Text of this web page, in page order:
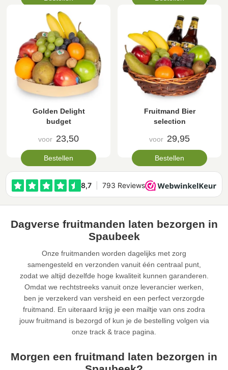
Golden Delight
budget
voor 23,50
Bestellen
Fruitmand Bier
selection
voor 29,95
Bestellen
Dagverse fruitmanden laten bezorgen in
Spaubeek
Onze fruitmanden worden dagelijks met zorg
samengesteld en verzonden vanuit één centraal punt,
zodat we altijd dezelfde hoge kwaliteit kunnen garanderen.
Omdat we rechtstreeks vanuit onze leverancier werken,
ben je verzekerd van versheid en een perfect verzorgde
fruitmand. En uiteraard krijg je een mailtje van ons zodra
jouw fruitmand is bezorgd of kun je de bestelling volgen via
onze track & trace pagina.
Morgen een fruitmand laten bezorgen in